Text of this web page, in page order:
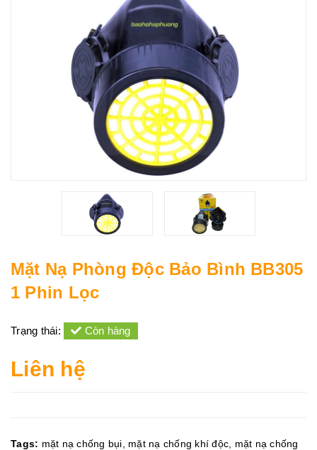
Mặt Nạ Phòng Độc Bảo Bình BB305
1 Phin Lọc
Trạng thái: Còn hàng
Liên hệ
Tags: mặt nạ chống bụi mặt nạ chống khí độc
mặt nạ chống